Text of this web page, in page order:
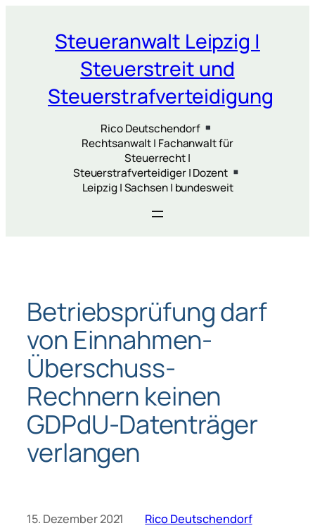
springenSteueranwalt Leipzig |
Steuerstreit und
Steuerstrafverteidigung
Rico Deutschendorf
Rechtsanwalt | Fachanwalt für
Steuerrecht |
Steuerstrafverteidiger | Dozent
Leipzig | Sachsen | bundesweit
Betriebsprüfung darf
von Einnahmen-
Überschuss-
Rechnern keinen
GDPdU-Datenträger
verlangen
15. Dezember 2021 Rico Deutschendorf